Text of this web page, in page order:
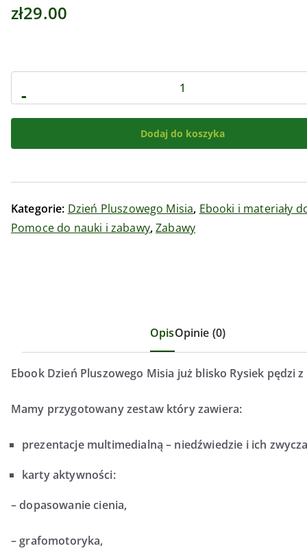
zł29.00
-
Dodaj do koszyka
Kategorie: Dzień Pluszowego Misia, Ebooki i materiały
Pomoce do nauki i zabawy,Zabawy
OpisOpinie (0)
Ebook Dzień Pluszowego Misia już blisko Rysiek pędzi
Mamy przygotowany zestaw który zawiera:
prezentacje multimedialną – niedźwiedzie i ich
karty aktywności:
– dopasowanie cienia,
– grafomotoryka,